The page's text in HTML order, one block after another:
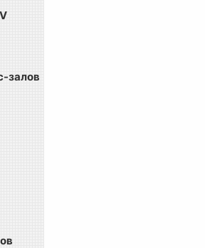
залов